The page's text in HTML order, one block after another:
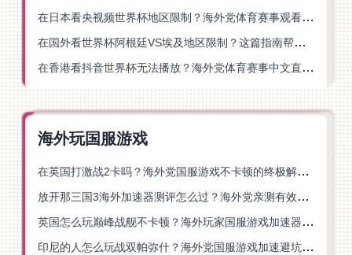
在日本看央视频世界杯地区限制？海外党体育赛事观看终极指南
在国外看世界杯阿根廷VS埃及地区限制？这篇指南帮你搞定中文直播+解说
在香港看抖音世界杯无法播放？海外党体育赛事中文直播终极指南
海外玩国服游戏
在英国打激战2卡吗？海外党国服游戏不卡顿的终极解决方案
放开那三国3海外加速器测评怎么过？海外党亲测有效的国服游戏加速指南
英国怎么玩巅峰战舰不卡顿？海外玩家国服游戏加速器终极指南
印尼的人怎么玩战双帕弥什？海外党国服游戏加速避坑指南